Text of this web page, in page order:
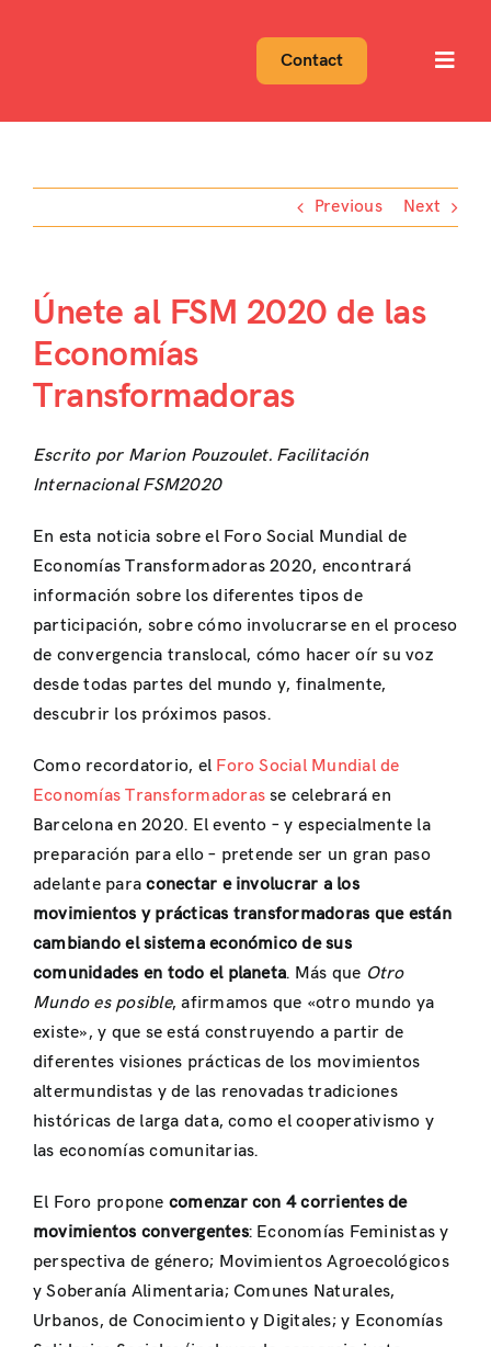
Contact
Previous Next
Únete al FSM 2020 de las
Economías
Transformadoras
Escrito por Marion Pouzoulet. Facilitación
Internacional FSM2020
En esta noticia sobre el Foro Social Mundial de
Economías Transformadoras 2020, encontrará
información sobre los diferentes tipos de
participación, sobre cómo involucrarse en el proceso
de convergencia translocal, cómo hacer oír su voz
desde todas partes del mundo y, finalmente,
descubrir los próximos pasos.
Como recordatorio, el Foro Social Mundial de
Economías Transformadoras se celebrará en
Barcelona en 2020. El evento – y especialmente la
preparación para ello – pretende ser un gran paso
adelante paraconectar e involucrar a los
movimientos y prácticas transformadoras que están
cambiando el sistema económico de sus
comunidades en todo el planeta. Más que Otro
Mundo es posible, afirmamos que «otro mundo ya
existe», y que se está construyendo a partir de
diferentes visiones prácticas de los movimientos
altermundistas y de las renovadas tradiciones
históricas de larga data, como el cooperativismo y
las economías comunitarias.
El Foro propone comenzar con 4 corrientes de
movimientos convergentes: Economías Feministas y
perspectiva de género; Movimientos Agroecológicos
y Soberanía Alimentaria; Comunes Naturales,
Urbanos, de Conocimiento y Digitales; y Economías